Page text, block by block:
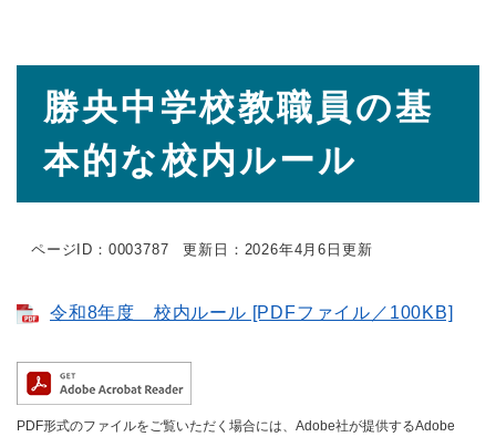
勝央中学校教職員の基
本的な校内ルール
ページID：0003787 更新日：2026年4月6日更新
令和8年度 校内ルール [PDFファイル／100KB]
PDF形式のファイルをご覧いただく場合には、Adobe社が提供するAdobe